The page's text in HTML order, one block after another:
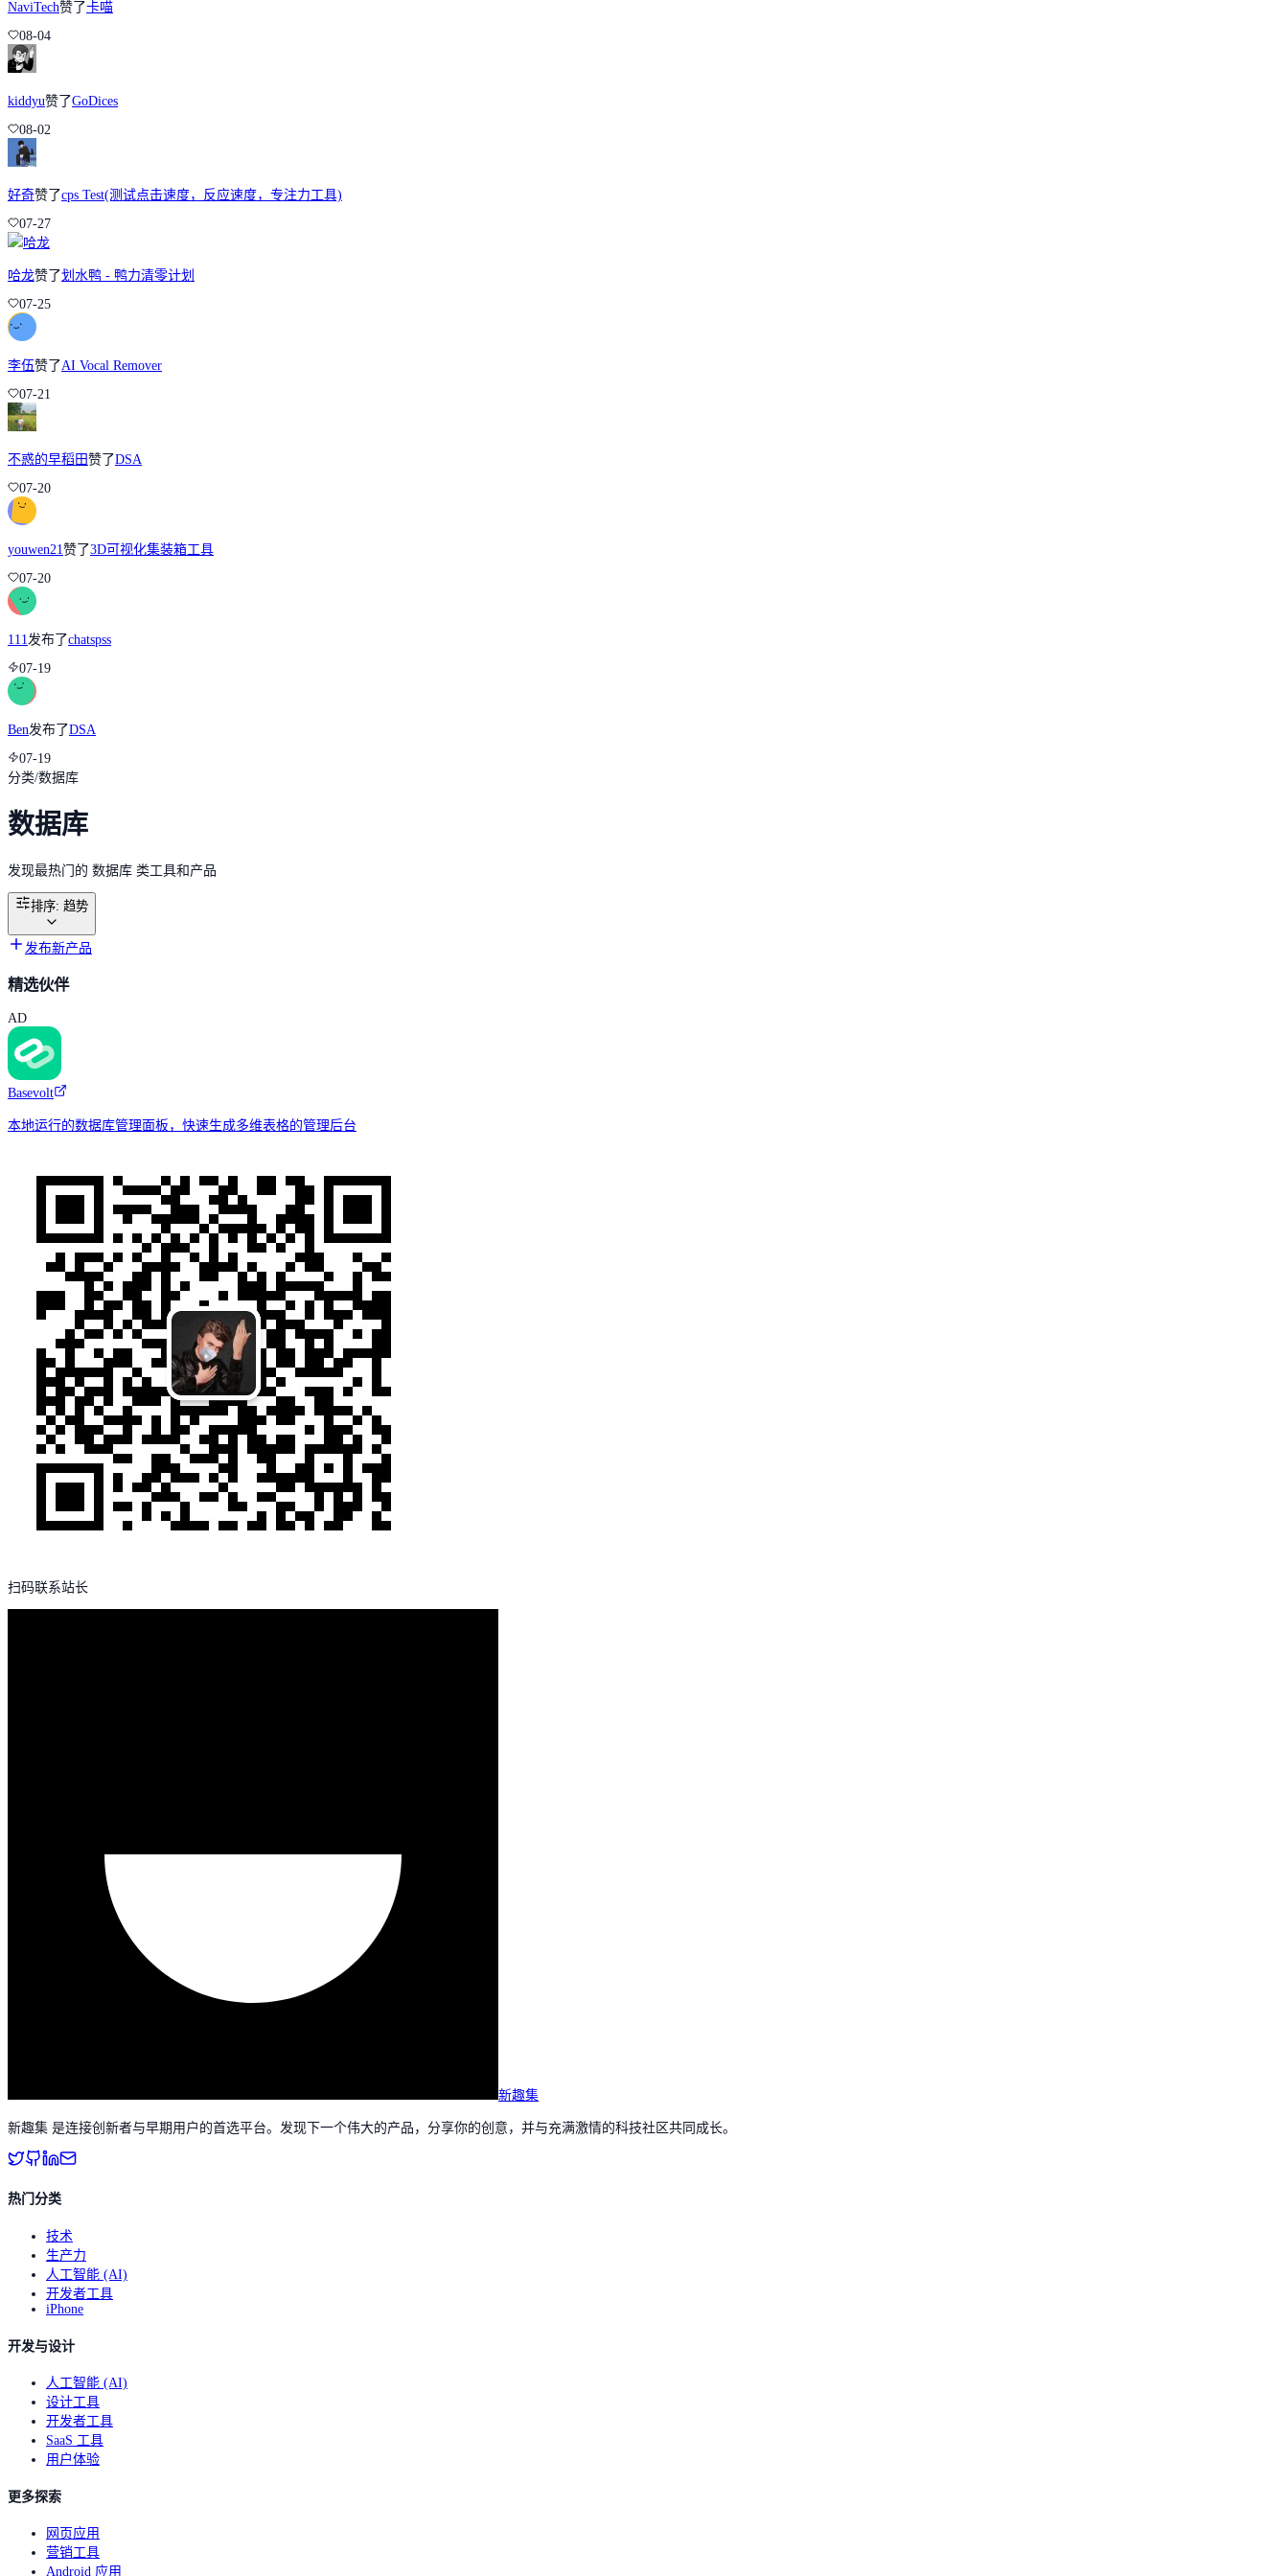
NaviTech赞了卡喵
08-04
kiddyu赞了GoDices
08-02
好奇赞了cps Test(测试点击速度，反应速度，专注力工具)
07-27
哈龙赞了划水鸭 - 鸭力清零计划
07-25
李伍赞了AI Vocal Remover
07-21
不惑的早稻田赞了DSA
07-20
youwen21赞了3D可视化集装箱工具
07-20
111 发布了chatspss
07-19
Ben发布了DSA
07-19
分类/数据库
数据库
发现最热门的 数据库 类工具和产品
排序: 趋势
发布新产品
精选伙伴
AD
Basevolt
本地运行的数据库管理面板，快速生成多维表格的管理后台
扫码联系站长
新趣集
新趣集 是连接创新者与早期用户的首选平台。发现下一个伟大的产品，分享你的创意，并与充满激情的科技社区共同成长。
热门分类
技术
生产力
人工智能 (AI)
开发者工具
iPhone
开发与设计
人工智能 (AI)
设计工具
开发者工具
SaaS 工具
用户体验
更多探索
网页应用
营销工具
Android 应用